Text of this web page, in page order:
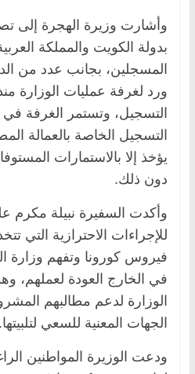
وأشارت وزيرة الهجرة إلى
بدولة الكويت والمملكة
المسجلين، بجانب عدد من
ورد لغرفة عمليات الوزارة
التسجيل، وتستمر الغرفة
التسجيل الخاصة بالعمالة
يؤخذ إلا بالاستمارات
دون ذلك.
وأكدت السفيرة نبيلة مكرم
للإجراءات الاحترازية التي
فيروس كورونا وتفهم وزارة
في الخارج العودة لعملهم،
الوزارة لدعم مطالبهم
الجهات المعنية للسعي لتلبيتها.
ودعت الوزيرة المواطنين